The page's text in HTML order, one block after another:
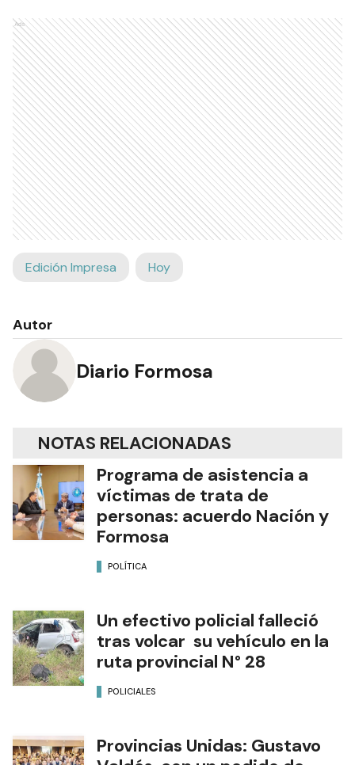
Ads
Edición Impresa Hoy
Autor
Diario Formosa
NOTAS RELACIONADAS
Programa de asistencia a
víctimas de trata de
personas: acuerdo Nación y
Formosa
POLÍTICA
Un efectivo policial falleció
tras volcar su vehículo en la
ruta provincial N° 28
POLICIALES
Provincias Unidas: Gustavo